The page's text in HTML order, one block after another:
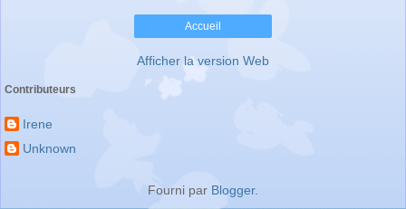
Accueil
Afficher la version Web
Contributeurs
Irene
Unknown
Fourni par Blogger.